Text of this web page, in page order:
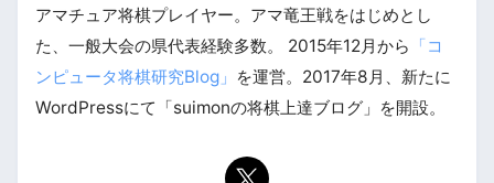
アマチュア将棋プレイヤー。アマ竜王戦をはじめとし
た、一般大会の県代表経験多数。 2015年12月から 「コ
ンピュータ将棋研究Blog」 を運営。2017年8月、新たに
WordPressにて「suimonの将棋上達ブログ」を開設。